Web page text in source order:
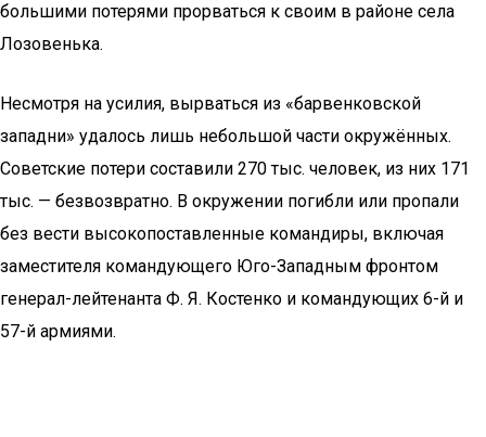
большими потерями прорваться к своим в районе села
Лозовенька.
Несмотря на усилия, вырваться из «барвенковской
западни» удалось лишь небольшой части окружённых.
Советские потери составили 270 тыс. человек, из них 171
тыс. — безвозвратно. В окружении погибли или пропали
без вести высокопоставленные командиры, включая
заместителя командующего Юго-Западным фронтом
генерал-лейтенанта Ф. Я. Костенко и командующих 6-й и
57-й армиями.